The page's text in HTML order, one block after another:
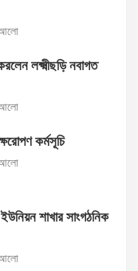
আলো
লক্ষ্মীছড়ি নবাগত
আলো
কর্মসূচি
আলো
শাখার সাংগঠনিক
আলো